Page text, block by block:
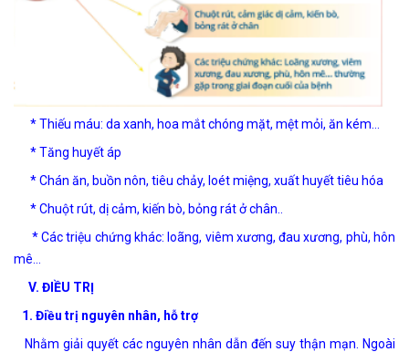
*Thiếu máu: da xanh, hoa mắt chóng mặt, mệt mỏi, ăn kém…
* Tăng huyết áp
* Chán ăn, buồn nôn, tiêu chảy, loét miệng, xuất huyết tiêu hóa
* Chuột rút, dị cảm, kiến bò, bỏng rát ở chân..
* Các triệu chứng khác: loãng, viêm xương, đau xương, phù, hôn
mê…
V. ĐIỀU TRỊ
1. Điều trị nguyên nhân, hỗ trợ
Nhằm giải quyết các nguyên nhân dẫn đến suy thận mạn. Ngoài